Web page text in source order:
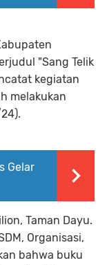
"Sang Telik
kegiatan
melakukan
Gelar
Taman Dayu.
Organisasi,
bahwa buku